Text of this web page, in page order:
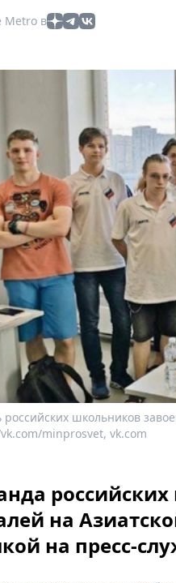
Metro в
российских школьников
minprosvet, vk.com
на
на пресс-